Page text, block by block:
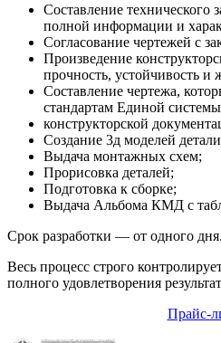
Составление технического
полной информации и
Согласование чертежей с
Произведение
прочность, устойчивость и
Составление чертежа,
стандартам Единой системы
конструкторской
Создание 3д моделей
Выдача монтажных схем;
Прорисовка деталей;
Подготовка к сборке;
Выдача Альбома КМД с
Срок разработки — от одного дня.
Весь процесс строго
полного удовлетворения
Прайс-